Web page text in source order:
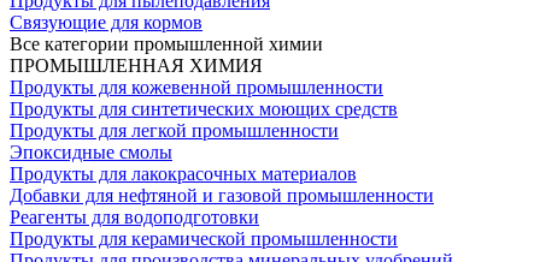
Связующие для кормов
Все категории промышленной химии
ПРОМЫШЛЕННАЯ ХИМИЯ
Продукты для кожевенной промышленности
Продукты для синтетических моющих средств
Продукты для легкой промышленности
Эпоксидные смолы
Продукты для лакокрасочных материалов
Добавки для нефтяной и газовой промышленности
Реагенты для водоподготовки
Продукты для керамической промышленности